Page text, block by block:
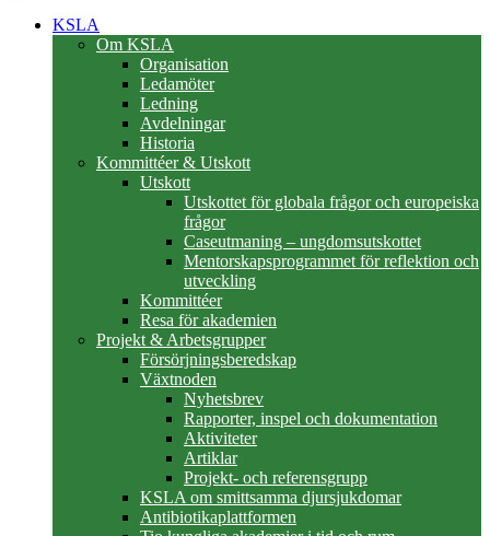
KSLA
Om KSLA
Organisation
Ledamöter
Ledning
Avdelningar
Historia
Kommittéer & Utskott
Utskott
Utskottet för globala frågor och europeiska
frågor
Caseutmaning – ungdomsutskottet
Mentorskapsprogrammet för reflektion och
utveckling
Kommittéer
Resa för akademien
Projekt & Arbetsgrupper
Försörjningsberedskap
Växtnoden
Nyhetsbrev
Rapporter, inspel och dokumentation
Aktiviteter
Artiklar
Projekt- och referensgrupp
KSLA om smittsamma djursjukdomar
Antibiotikaplattformen